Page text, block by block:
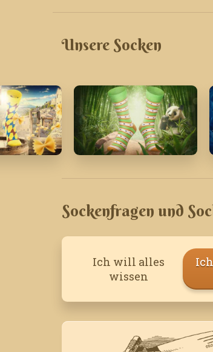
Unsere Socken
Sockenfragen und
Ich will alles
wissen